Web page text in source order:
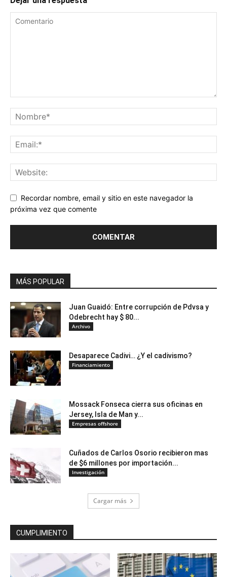
Recordar nombre, email y sitio en este navegador la
próxima vez que comente
MÁS POPULAR
Juan Guaidó: Entre corrupción de Pdvsa y
Odebrecht hay $ 80...
Archivo
Desaparece Cadivi… ¿Y el cadivismo?
Financiamiento
Mossack Fonseca cierra sus oficinas en
Jersey, Isla de Man y...
Empresas offshore
Cuñados de Carlos Osorio recibieron mas
de $6 millones por importación...
Investigación
Cargar más
CUMPLIMIENTO